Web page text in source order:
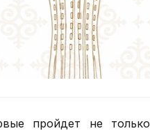
пройдет не только